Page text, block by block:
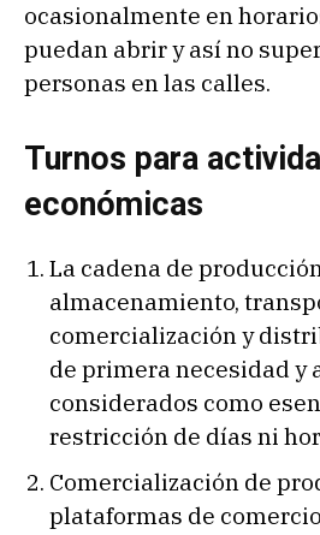
ocasionalmente en
puedan abrir y así no
personas en las calles.
Turnos para
económicas
La cadena de
almacenamiento,
comercialización y
de primera necesidad y
considerados como
restricción de días ni
Comercialización de
plataformas de